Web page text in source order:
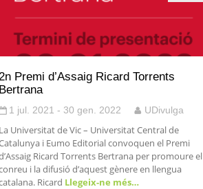
Premi d’Assaig Ricard Torrents
Bertrana
1 jul. 2021 - 30 gen. 2022 UDivulga
La Universitat de Vic – Universitat Central de
i Eumo Editorial convoquen el Premi
Ricard Torrents Bertrana per promoure el
i la difusió d’aquest gènere en llengua
Ricard Llegeix-ne més…